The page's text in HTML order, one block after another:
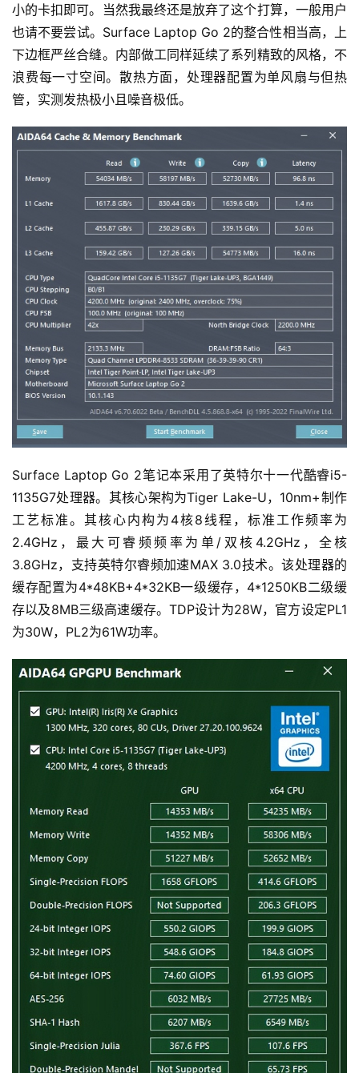
小的卡扣即可。当然我最终还是放弃了这个打算，一般用户
也请不要尝试。Surface Laptop Go 2的整合性相当高，上
下边框严丝合缝。内部做工同样延续了系列精致的风格，不
浪费每一寸空间。散热方面，处理器配置为单风扇与但热
管，实测发热极小且噪音极低。
Surface Laptop Go 2笔记本采用了英特尔十一代酷睿i5-
1135G7处理器。其核心架构为Tiger Lake-U，10nm+制作
工艺标准。其核心内构为4核8线程，标准工作频率为
2.4GHz，最大可睿频频率为单/双核4.2GHz，全核
3.8GHz，支持英特尔睿频加速MAX 3.0技术。该处理器的
缓存配置为4*48KB+4*32KB一级缓存，4*1250KB二级缓
存以及8MB三级高速缓存。TDP设计为28W，官方设定PL1
为30W，PL2为61W功率。